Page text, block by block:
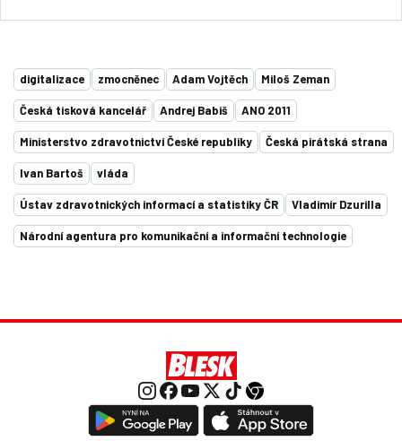
digitalizace zmocněnec Adam Vojtěch Miloš Zeman
Česká tisková kancelář Andrej Babiš ANO 2011
Ministerstvo zdravotnictví České republiky Česká pirátská strana
Ivan Bartoš vláda
Ústav zdravotnických informací a statistiky ČR Vladimír Dzurilla
Národní agentura pro komunikační a informační technologie